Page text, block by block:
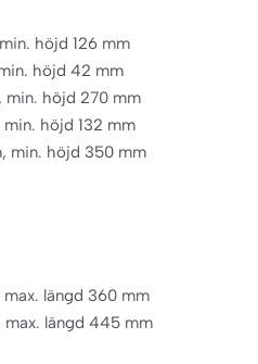
höjd 126 mm
höjd 42 mm
min. höjd 270 mm
min. höjd 132 mm
min. höjd 350 mm
max. längd 360 mm
max. längd 445 mm